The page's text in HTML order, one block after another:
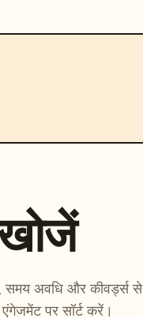
समय अवधि और कीवर्ड्स से
पर सॉर्ट करें।